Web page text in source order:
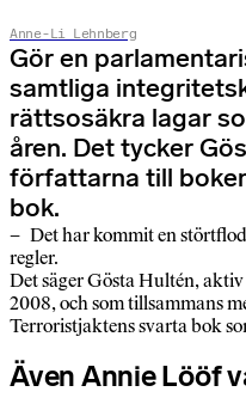
Anne-Li Lehnberg
Gör en
samtliga
rättsosäkra lagar
åren. Det tycker
författarna till
bok.
– Det har kommit en
regler.
Det säger Gösta Hultén,
2008, och som tillsammans
Terroristjaktens svarta bok
Även Annie Lööf